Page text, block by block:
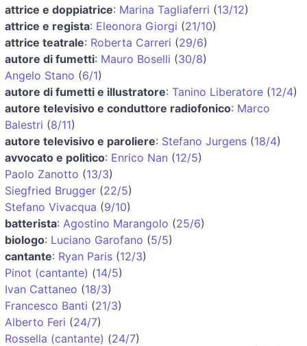
attrice e doppiatrice: Marina Tagliaferri (13/12)
attrice e regista: Eleonora Giorgi (21/10)
attrice teatrale: Roberta Carreri (29/6)
autore di fumetti: Mauro Boselli (30/8)
Angelo Stano (6/1)
autore di fumetti e illustratore: Tanino Liberatore (12/4)
autore televisivo e conduttore radiofonico: Marco
Balestri (8/11)
autore televisivo e paroliere: Stefano Jurgens (18/4)
avvocato e politico: Enrico Nan (12/5)
Paolo Zanotto (13/3)
Siegfried Brugger (22/5)
Stefano Vivacqua (9/10)
batterista: Agostino Marangolo (25/6)
biologo: Luciano Garofano (5/5)
cantante: Ryan Paris (12/3)
Pinot (cantante) (14/5)
Ivan Cattaneo (18/3)
Francesco Banti (21/3)
Alberto Feri (24/7)
Rossella (cantante) (24/7)